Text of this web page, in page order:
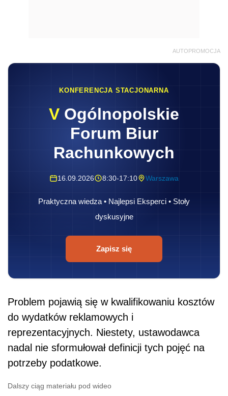
AUTOPROMOCJA
KONFERENCJA STACJONARNA
V Ogólnopolskie
Forum Biur
Rachunkowych
16.09.2026 8:30-17:10 Warszawa
Praktyczna wiedza • Najlepsi Eksperci • Stoły
dyskusyjne
Zapisz się
Problem pojawią się w kwalifikowaniu kosztów
do wydatków reklamowych i
reprezentacyjnych. Niestety, ustawodawca
nadal nie sformułował definicji tych pojęć na
potrzeby podatkowe.
Dalszy ciąg materiału pod wideo